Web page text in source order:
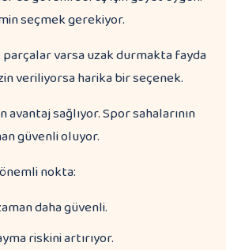
seçmek gerekiyor.
parçalar varsa uzak durmakta fayda
veriliyorsa harika bir seçenek.
avantaj sağlıyor. Spor sahalarının
güvenli oluyor.
nokta:
daha güvenli.
riskini artırıyor.